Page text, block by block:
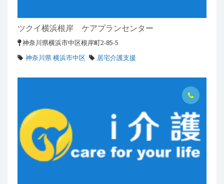
ツクイ横浜根岸 ケアプランセンター
神奈川県横浜市中区根岸町2-85-5
神奈川県 横浜市中区
居宅介護支援